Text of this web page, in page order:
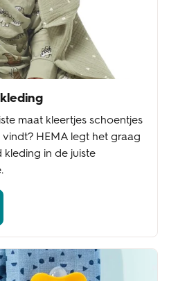
maat kleertjes schoentjes
HEMA legt het graag
kleding in de juiste